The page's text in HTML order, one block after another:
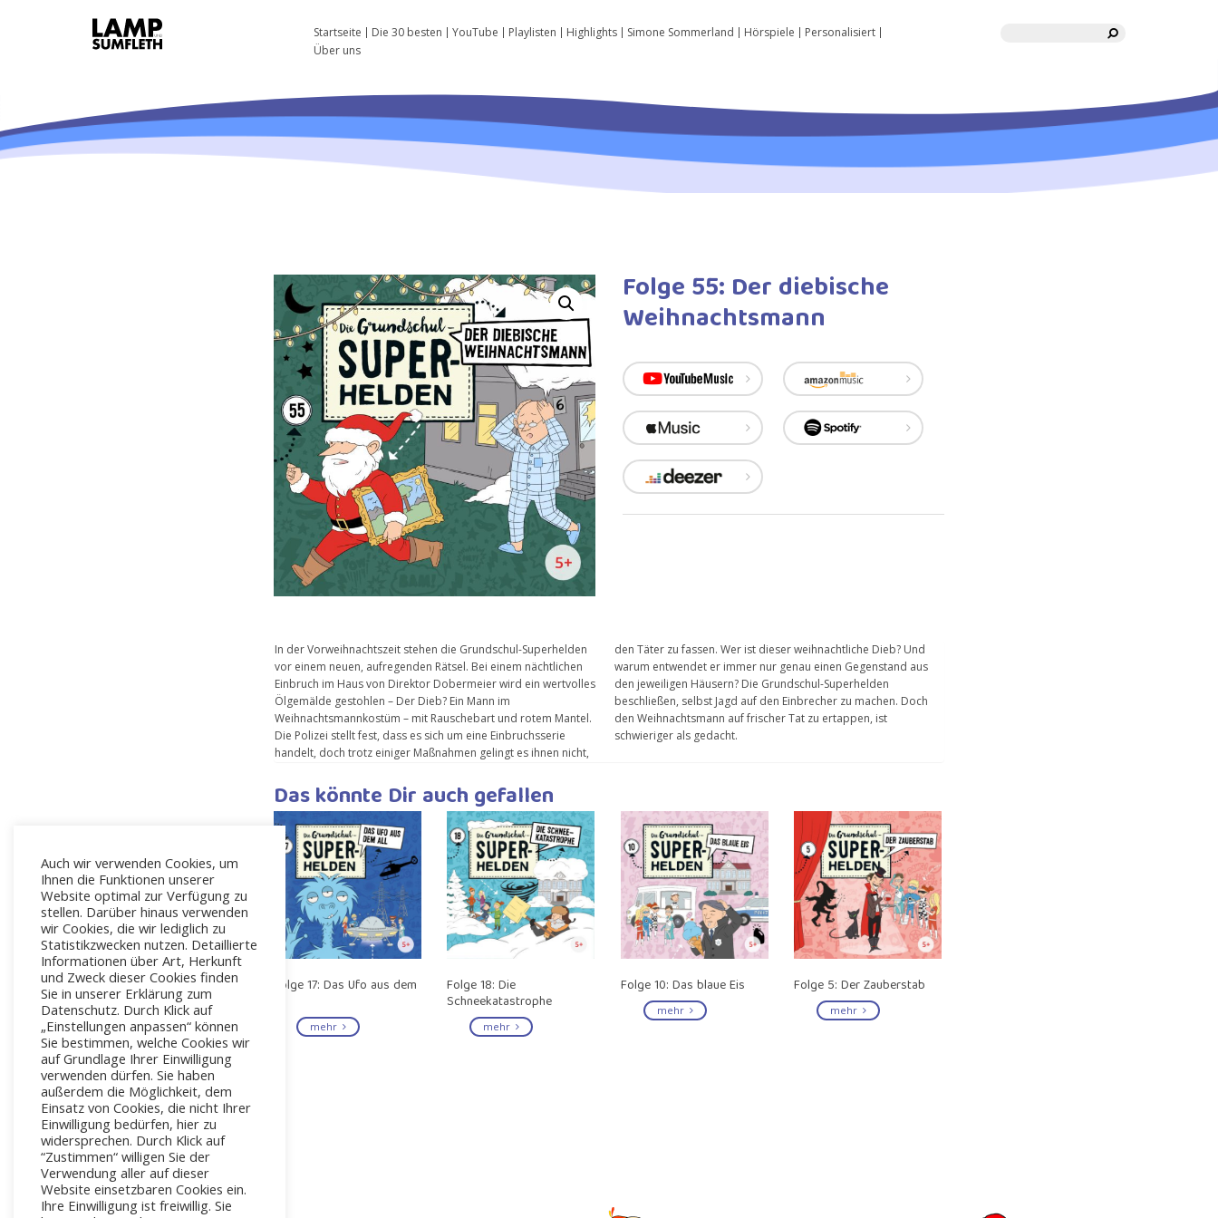
Startseite Die 30 besten YouTube Playlisten Highlights Simone Sommerland Hörspiele
Personalisiert
Über uns
Folge 55: Der diebische
Weihnachtsmann
In der Vorweihnachtszeit stehen die Grundschul-Superhelden
vor einem neuen, aufregenden Rätsel. Bei einem nächtlichen
Einbruch im Haus von Direktor Dobermeier wird ein wertvolles
Ölgemälde gestohlen – Der Dieb? Ein Mann im
Weihnachtsmannkostüm – mit Rauschebart und rotem Mantel.
Die Polizei stellt fest, dass es sich um eine Einbruchsserie
handelt, doch trotz einiger Maßnahmen gelingt es ihnen nicht,
den Täter zu fassen. Wer ist dieser weihnachtliche Dieb? Und
warum entwendet er immer nur genau einen Gegenstand aus
den jeweiligen Häusern? Die Grundschul-Superhelden
beschließen, selbst Jagd auf den Einbrecher zu machen. Doch
den Weihnachtsmann auf frischer Tat zu ertappen, ist
schwieriger als gedacht.
Das könnte Dir auch gefallen
Folge 17: Das Ufo aus dem
mehr
Folge 18: Die
Schneekatastrophe
mehr
Folge 10: Das blaue Eis
mehr
Folge 5: Der Zauberstab
mehr
Auch wir verwenden Cookies, um
Ihnen die Funktionen unserer
Website optimal zur Verfügung zu
stellen. Darüber hinaus verwenden
wir Cookies, die wir lediglich zu
Statistikzwecken nutzen. Detaillierte
Informationen über Art, Herkunft
und Zweck dieser Cookies finden
Sie in unserer Erklärung zum
Datenschutz. Durch Klick auf
„Einstellungen anpassen“ können
Sie bestimmen, welche Cookies wir
auf Grundlage Ihrer Einwilligung
verwenden dürfen. Sie haben
außerdem die Möglichkeit, dem
Einsatz von Cookies, die nicht Ihrer
Einwilligung bedürfen, hier zu
widersprechen. Durch Klick auf
“Zustimmen“ willigen Sie der
Verwendung aller auf dieser
Website einsetzbaren Cookies ein.
Ihre Einwilligung ist freiwillig. Sie